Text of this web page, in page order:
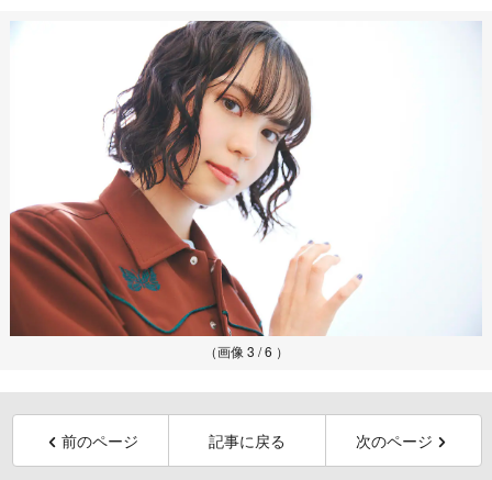
（画像 3 / 6 ）
前のページ 記事に戻る 次のページ